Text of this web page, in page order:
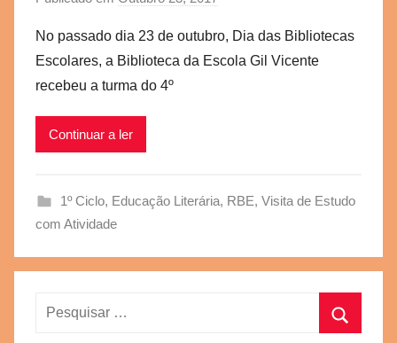
r
a
c
No passado dia 23 de outubro, Dia das Bibliotecas
Escolares, a Biblioteca da Escola Gil Vicente
recebeu a turma do 4º
Continuar a ler
1º Ciclo, Educação Literária, RBE, Visita de Estudo
com Atividade
Pesquisar